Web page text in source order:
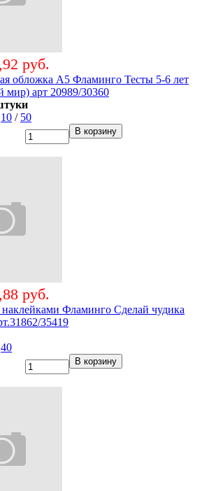
руб.
обложка А5 Фламинго Тесты 5-6 лет
арт 20989/30360
10 / 50
В корзину
руб.
Фламинго Сделай чудика
35419
40
В корзину